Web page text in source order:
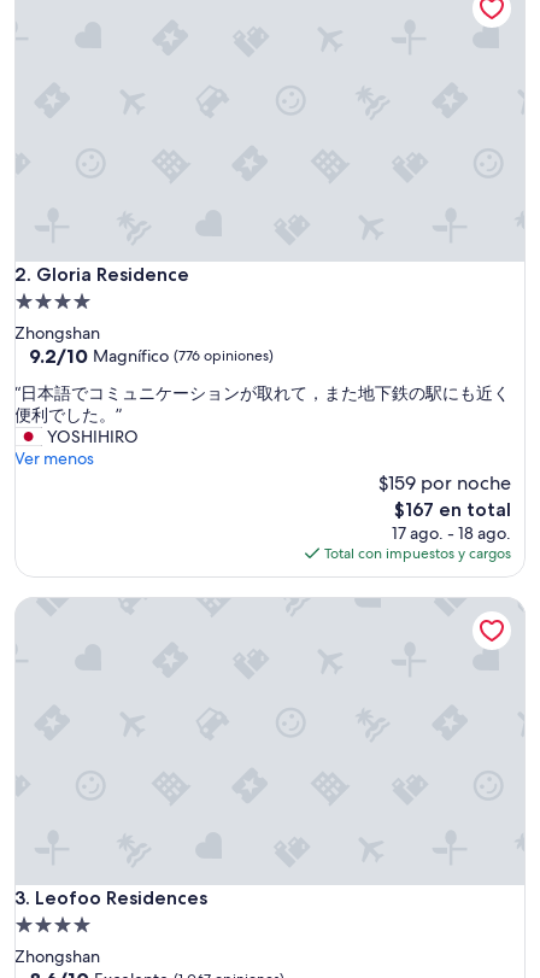
2. Gloria Residence
Gloria Residence
Propiedad
de
4.0
estrellas
Zhongshan
9.2
10,
Magnífico,
(776
opiniones)
9.2/10 Magnífico (776 opiniones)
“
日
本
語
ニ
ー
鉄
の
駅
に
“日本語でコミュニケーションが取れて，また地下鉄の駅にも近く
便利でした。”
YOSHIHIRO
Ver menos
$159 por noche
El
precio
actual
es
de
$167 en total
17 ago. - 18 ago.
Total con impuestos y cargos
3. Leofoo Residences
Leofoo Residences
Propiedad
de
Zhongshan
Leofoo Residences